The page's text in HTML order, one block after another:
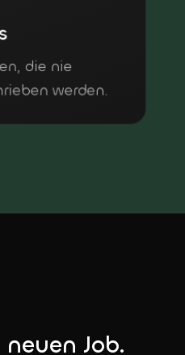
die nie
werden.
Job.